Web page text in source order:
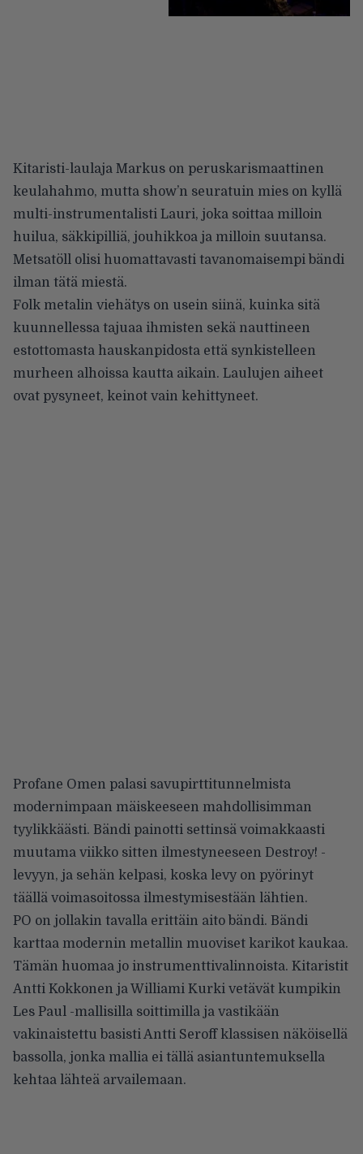
Kitaristi-laulaja Markus on peruskarismaattinen
keulahahmo, mutta show’n seuratuin mies on kyllä
multi-instrumentalisti Lauri, joka soittaa milloin
huilua, säkkipilliä, jouhikkoa ja milloin suutansa.
Metsatöll olisi huomattavasti tavanomaisempi bändi
ilman tätä miestä.
Folk metalin viehätys on usein siinä, kuinka sitä
kuunnellessa tajuaa ihmisten sekä nauttineen
estottomasta hauskanpidosta että synkistelleen
murheen alhoissa kautta aikain. Laulujen aiheet
ovat pysyneet, keinot vain kehittyneet.
Profane Omen palasi savupirttitunnelmista
modernimpaan mäiskeeseen mahdollisimman
tyylikkäästi. Bändi painotti settinsä voimakkaasti
muutama viikko sitten ilmestyneeseen Destroy! -
levyyn, ja sehän kelpasi, koska levy on pyörinyt
täällä voimasoitossa ilmestymisestään lähtien.
PO on jollakin tavalla erittäin aito bändi. Bändi
karttaa modernin metallin muoviset karikot kaukaa.
Tämän huomaa jo instrumenttivalinnoista. Kitaristit
Antti Kokkonen ja Williami Kurki vetävät kumpikin
Les Paul -mallisilla soittimilla ja vastikään
vakinaistettu basisti Antti Seroff klassisen näköisellä
bassolla, jonka mallia ei tällä asiantuntemuksella
kehtaa lähteä arvailemaan.